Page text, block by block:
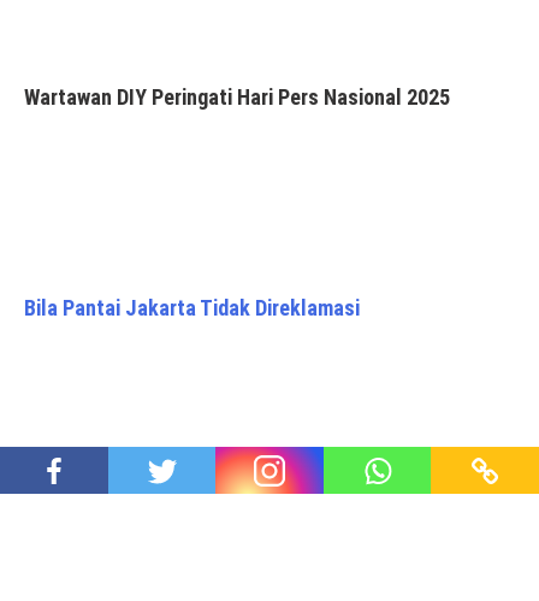
Wartawan DIY Peringati Hari Pers Nasional 2025
Bila Pantai Jakarta Tidak Direklamasi